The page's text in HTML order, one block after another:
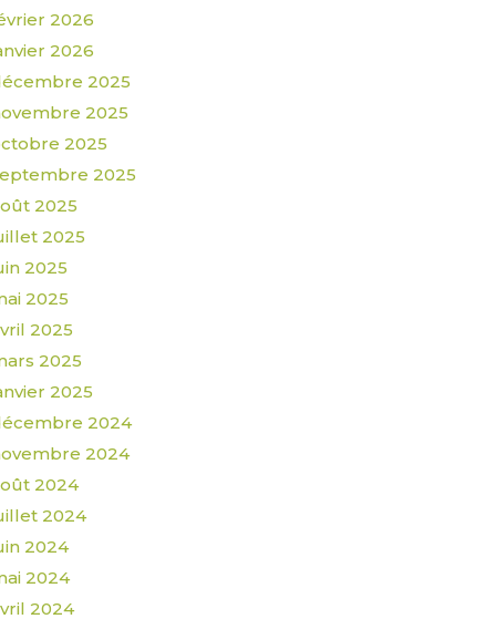
2026
2026
2025
2025
2025
2025
2025
2025
2025
2025
2025
2025
2025
2024
2024
2024
2024
2024
2024
2024